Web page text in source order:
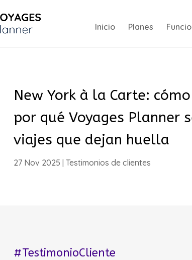
Inicio Planes
New York à la Carte:
por qué Voyages Planner
viajes que dejan huella
27 Nov 2025 | Testimonios de clientes
#TestimonioCliente